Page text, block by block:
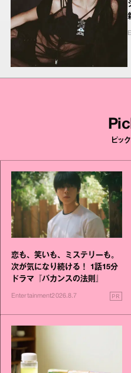
ピッ
恋も、笑いも、ミステリーも。
次が気になり続ける！ 1話15分
ドラマ『バカンスの法則』
Entertainment2026.8.7 PR